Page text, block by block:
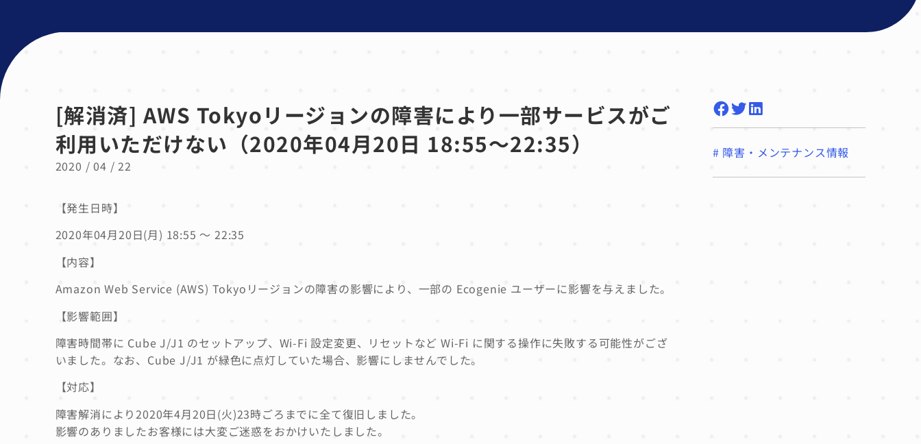
[解消済] AWS Tokyoリージョンの障害により一部サービスがご
利用いただけない（2020年04月20日 18:55～22:35）
2020 / 04 / 22
【発生日時】
2020年04月20日(月) 18:55 ～ 22:35
【内容】
Amazon Web Service (AWS) Tokyoリージョンの障害の影響により、一部の Ecogenie ユーザーに影響を与えました。
【影響範囲】
障害時間帯に Cube J/J1 のセットアップ、Wi-Fi 設定変更、リセットなど Wi-Fi に関する操作に失敗する可能性がござ
いました。 なお、Cube J/J1 が緑色に点灯していた場合、影響にしませんでした。
【対応】
障害解消により2020年4月20日(火)23時ごろまでに全て復旧しました。
影響のありましたお客様には大変ご迷惑をおかけいたしました。
# 障害・メンテナンス情報